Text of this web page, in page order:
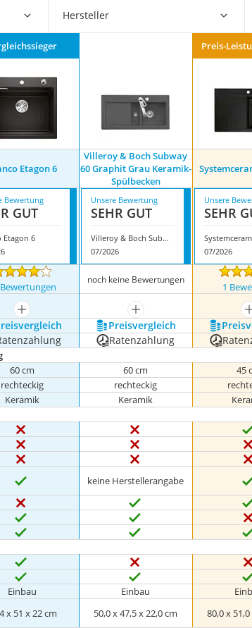
Nespresso-Maschine
Messerschärfer
Hersteller
Preis-
Etagon 6
Villeroy & Boch Subway
60 Graphit Grau Keramik-
Spülbecken
Bewertung
GUT
Etagon 6
Unsere Bewertung
SEHR GUT
Villeroy & Boch Subway 60 Graphit Grau Keramik-Spülbecken
07/2026
Unsere
SEHR
07/2026
noch keine Bewertungen
1
mehr anzeigen mehr anzeigen
Preis­vergleich
Ratenzahlung
60 cm 60 cm 45
rechteckig rechteckig
Keramik Keramik
keine Herstellerangabe
Einbau Einbau
x 51 x 22 cm 50,0 x 47,5 x 22,0 cm 80,0 x